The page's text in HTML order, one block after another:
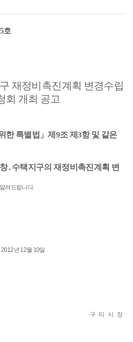
호
재정비촉진계획 변경수립
회 개최 공고
한 특별법」제9조 제3항 및 같은
․수택지구의 재정비촉진계획 변
려드립니다.
2012년 12월 10일
리 시 장